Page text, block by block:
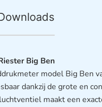
Big Ben
model Big Ben
dankzij de grote en
maakt een